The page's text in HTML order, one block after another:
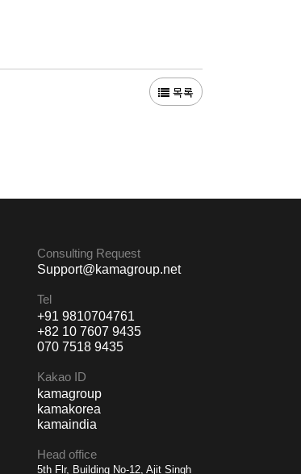
목록
Consulting Request
Support@kamagroup.net
Tel
+91 9810704761
+82 10 7607 9435
070 7518 9435
Kakao ID
kamagroup
kamakorea
kamaindia
Head office
5th Flr, Building No-12, Ajit Singh